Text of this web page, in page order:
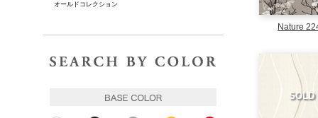
Nature
SOLD
オールドコレクション